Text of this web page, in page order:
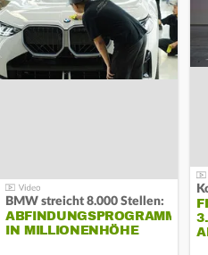
BMW streicht 8.000 Stellen:
ABFINDUNGSPROGRAMM
IN MILLIONENHÖHE